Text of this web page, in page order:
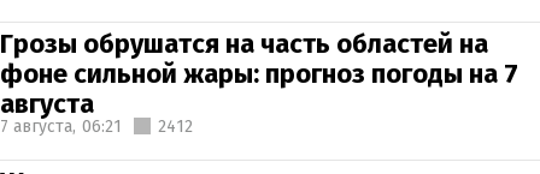
Грозы обрушатся на часть областей на
фоне сильной жары: прогноз погоды на 7
августа
7 августа, 06:21 2412